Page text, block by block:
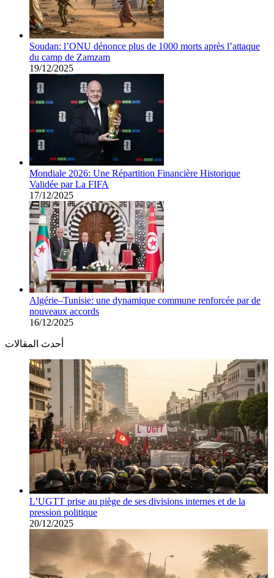
Soudan: l’ONU dénonce plus de 1000 morts après l’attaque
du camp de Zamzam
19/12/2025
Mondiale 2026: Une Répartition Financière Historique
Validée par La FIFA
17/12/2025
Algérie–Tunisie: une dynamique commune renforcée par de
nouveaux accords
16/12/2025
أحدث المقالات
L’UGTT prise au piège de ses divisions internes et de la
pression politique
20/12/2025